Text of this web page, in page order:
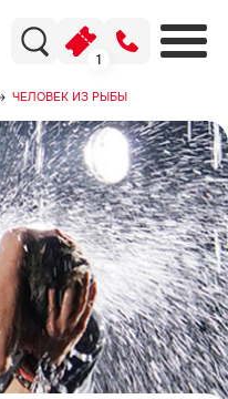
1
ЧЕЛОВЕК ИЗ РЫБЫ